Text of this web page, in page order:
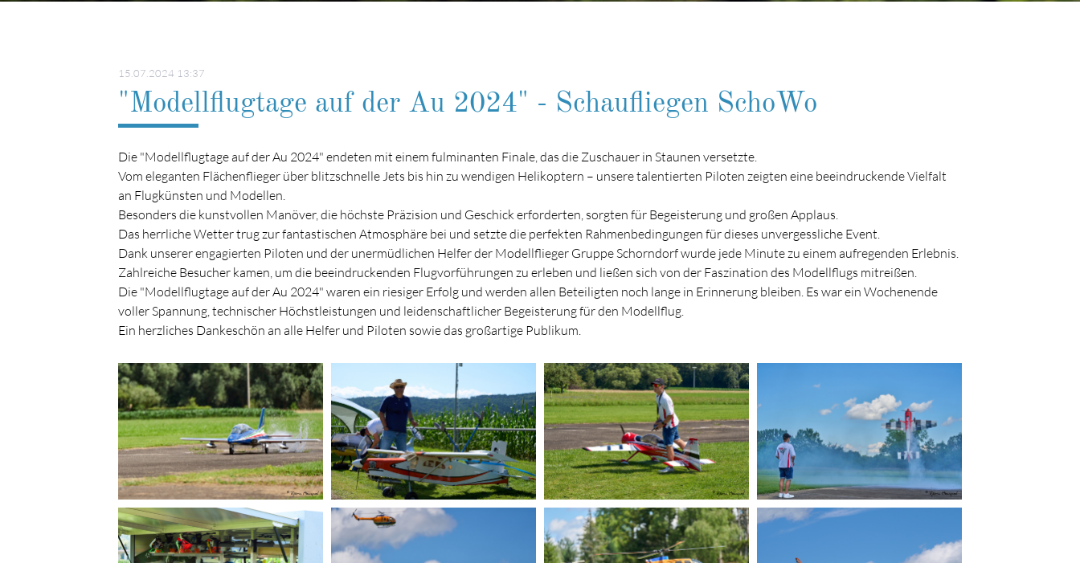
15.07.2024 13:37
"Modellflugtage auf der Au 2024" - Schaufliegen SchoWo
Die "Modellflugtage auf der Au 2024" endeten mit einem fulminanten Finale, das die Zuschauer in Staunen versetzte.
Vom eleganten Flächenflieger über blitzschnelle Jets bis hin zu wendigen Helikoptern – unsere talentierten Piloten zeigten eine beeindruckende Vielfalt
an Flugkünsten und Modellen.
Besonders die kunstvollen Manöver, die höchste Präzision und Geschick erforderten, sorgten für Begeisterung und großen Applaus.
Das herrliche Wetter trug zur fantastischen Atmosphäre bei und setzte die perfekten Rahmenbedingungen für dieses unvergessliche Event.
Dank unserer engagierten Piloten und der unermüdlichen Helfer der Modellflieger Gruppe Schorndorf wurde jede Minute zu einem aufregenden Erlebnis.
Zahlreiche Besucher kamen, um die beeindruckenden Flugvorführungen zu erleben und ließen sich von der Faszination des Modellflugs mitreißen.
Die "Modellflugtage auf der Au 2024" waren ein riesiger Erfolg und werden allen Beteiligten noch lange in Erinnerung bleiben. Es war ein Wochenende
voller Spannung, technischer Höchstleistungen und leidenschaftlicher Begeisterung für den Modellflug.
Ein herzliches Dankeschön an alle Helfer und Piloten sowie das großartige Publikum.